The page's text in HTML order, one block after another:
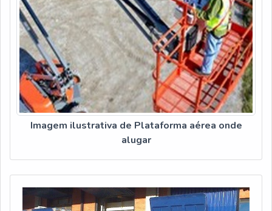
Imagem ilustrativa de Plataforma aérea onde
alugar